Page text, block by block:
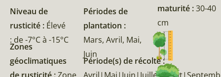
Niveau de
rusticité : Élevé
: de -7°C à -15°C
Zones
géoclimatiques
Périodes de
plantation :
Mars, Avril, Mai,
Juin
Période(s) de récolte :
maturité :30-40
cm